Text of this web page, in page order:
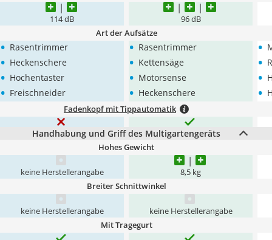
114 dB 96 dB
Art der Aufsätze
• Rasentrimmer
• Heckenschere
• Hochentaster
• Freischneider
• Rasentrimmer
• Kettensäge
• Motorsense
• Heckenschere
•
•
•
•
Fadenkopf mit Tippautomatik
Handhabung und Griff des Multigartengeräts
Hohes Gewicht
keine Herstellerangabe 8,5 kg
Breiter Schnittwinkel
keine Herstellerangabe keine Herstellerangabe
Mit Tragegurt